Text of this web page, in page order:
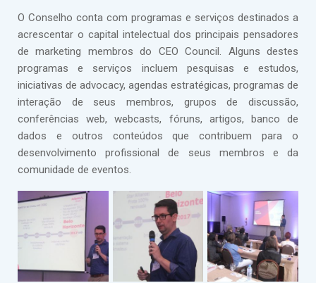
O Conselho conta com programas e serviços destinados a
acrescentar o capital intelectual dos principais pensadores
de marketing membros do CEO Council. Alguns destes
programas e serviços incluem pesquisas e estudos,
iniciativas de advocacy, agendas estratégicas, programas de
interação de seus membros, grupos de discussão,
conferências web, webcasts, fóruns, artigos, banco de
dados e outros conteúdos que contribuem para o
desenvolvimento profissional de seus membros e da
comunidade de eventos.